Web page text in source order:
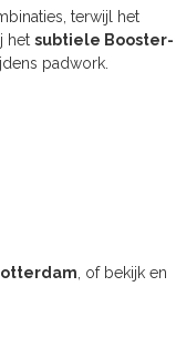
terwijl het
het subtiele Booster-
padwork.
, of bekijk en